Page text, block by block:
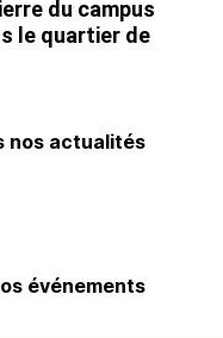
du campus
le quartier de
nos actualités
événements